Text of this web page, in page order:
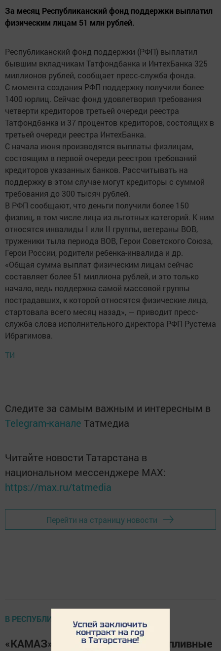
За месяц Республиканский фонд поддержки выплатил
физическим лицам 51 млн рублей.
Республиканский фонд поддержки (РФП) выплатил
бывшим вкладчикам Татфондбанка и ИнтехБанка 325
миллионов рублей, сообщает пресс-служба фонда.
С момента создания РФП поддержку получили более
1400 юрлиц. Сейчас фонд удовлетворил требования
четверти кредиторов третьей очереди реестра
Татфондбанка и 37 процентов кредиторов, состоящих в
третьей очереди реестра ИнтехБанка.
С начала июня производятся выплаты физлицам,
состоящим в первой очереди реестров требований
кредиторов указанных банков. Рассчитывать на
поддержку в этом случае могут кредиторы с суммой
требования до 300 тысяч рублей.
В РФП сообщают, что деньги получили более 150
физлиц, в том числе лица из льготных категорий. К ним
относятся инвалиды I или II группы, ветераны ВОВ,
труженики тыла периода ВОВ, Герои Советского Союза,
Герои России, родители ребенка-инвалида и др.
«Общая сумма выплат физическим лицам сейчас
составляет более 51 миллиона рублей, и это только
начало, ведь поддержка самой массовой группы
пострадавших, к которой относятся физические лица,
стартовала всего месяц назад», — приводит пресс-
служба слова исполнительного директора РФП Рустема
Ибрагимова.
ТИ
Следите за самым важным и интересным в
Telegram-канале Татмедиа
Читайте новости Татарстана в
национальном мессенджере MАХ:
https://max.ru/tatmedia
Перейти на страницу новости
В РЕСПУБЛИКЕ
«КАМАЗ» сменит импортные топливные